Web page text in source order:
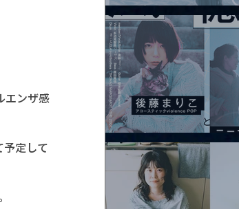
エンザ感
定して
2026.08.08 |【観覧】Oaiko pre.「これ
City Lights × 17歳とベルリンの壁
2026.08.10 |【観覧】「巷のmyストーリ
アコースティックviolence POPとテニスコ